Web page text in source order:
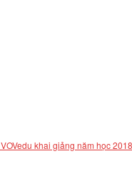
VOVedu khai giảng năm học